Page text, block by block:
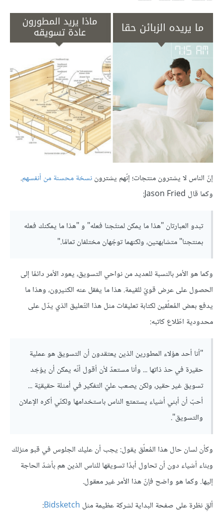
إنّ الناس لا يشترون منتجات؛ إنّهم يشتروننسخة محسنة من أنفسهم.
وكما قال Jason Fried:
تبدو العبارتان "هذا ما يمكن لمنتَجنا فعله" و "هذا ما يمكنك فعله
بمنتجنا" متشابهتين، ولكنهما توجّهان مختلفان تمامًا."
وكما هو الأمر بالنسبة للعديد من نواحي التسويق، يعود الأمر دائمًا إلى
الحصول على عرض قويّ للقيمة. هذا ما يغقل عنه الكثيرون، وهذا ما
يدفع بعض المُعلّقين لكتابة تعليقات مثل هذا التّعليق الذي يدّل على
محدودية اطّلاع كاتبه:
"أنا أحد هؤلاء المطورين الذين يعتقدون أن التسويق هو عملية
حقيرة في حذ ذاتها ... وأنا مستعدّ لأن أقول أنّه يمكن أن يؤجَد
تسويق غير حقير، ولكن يصعب عليّ التفكير في أمثلة حقيقيّة ...
أحبّ أن أبني أشياء يستمتع الناس باستخدامها ولكنّي أكره الإعلان
والتسويق".
وكأن لسان حال هذا المُعلّق يقول: يجب أن عليك الجلوس في قبو منزلك
وبناء أشياء دون أن تحاول أبدًا تسويقها للناس الذين هم بأشدّ الحاجة
إليها. وكما هو واضح فإنّ هذا الأمر غير معقول.
ألقِ نظرة على صفحة البداية لشركة عظيمة مثل Bidsketch
: